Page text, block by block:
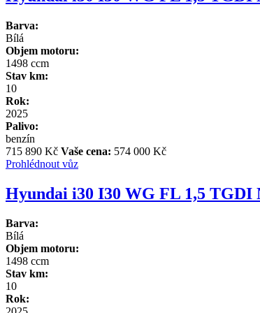
Barva:
Bílá
Objem motoru:
1498 ccm
Stav km:
10
Rok:
2025
Palivo:
benzín
715 890 Kč Vaše cena: 574 000 Kč
Prohlédnout vůz
Hyundai i30 I30 WG FL 1,5 TGDI
Barva:
Bílá
Objem motoru:
1498 ccm
Stav km:
10
Rok: